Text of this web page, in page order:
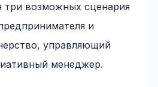
три возможных сценария
и
управляющий
менеджер.